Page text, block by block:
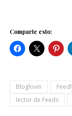
Comparte esto:
Bloglovin
lector de Feeds